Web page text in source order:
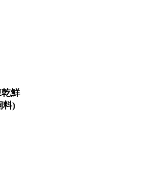
鮮
料)